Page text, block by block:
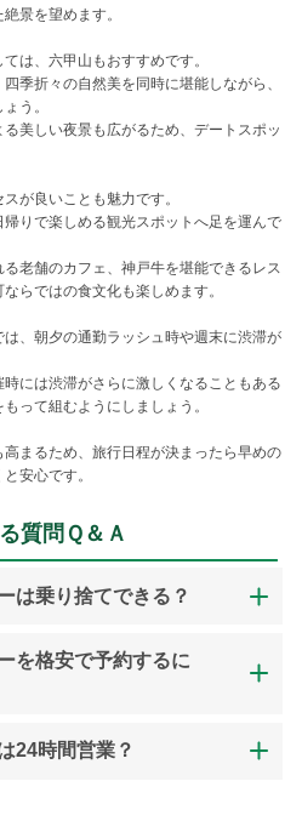
景を望めます。
は、六甲山もおすすめです。
季折々の自然美を同時に堪能しながら、
う。
美しい夜景も広がるため、デートスポッ
が良いことも魅力です。
りで楽しめる観光スポットへ足を運んで
老舗のカフェ、神戸牛を堪能できるレス
らではの食文化も楽しめます。
、朝夕の通勤ラッシュ時や週末に渋滞が
には渋滞がさらに激しくなることもある
って組むようにしましょう。
まるため、旅行日程が決まったら早めの
安心です。
質問Ｑ＆Ａ
は乗り捨てできる？
を格安で予約するに
24時間営業？